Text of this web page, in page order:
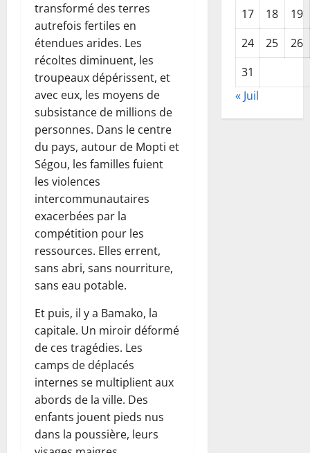
transformé des terres
autrefois fertiles en
étendues arides. Les
récoltes diminuent, les
troupeaux dépérissent, et
avec eux, les moyens de
subsistance de millions de
personnes. Dans le centre
du pays, autour de Mopti et
Ségou, les familles fuient
les violences
intercommunautaires
exacerbées par la
compétition pour les
ressources. Elles errent,
sans abri, sans nourriture,
sans eau potable.
Et puis, il y a Bamako, la
capitale. Un miroir déformé
de ces tragédies. Les
camps de déplacés
internes se multiplient aux
abords de la ville. Des
enfants jouent pieds nus
dans la poussière, leurs
17
18
19
24
25
26
31
« Juil